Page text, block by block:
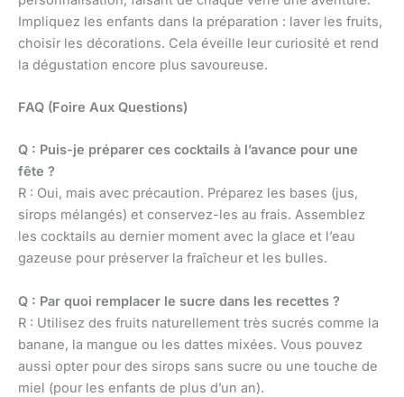
Impliquez les enfants dans la préparation : laver les fruits,
choisir les décorations. Cela éveille leur curiosité et rend
la dégustation encore plus savoureuse.
FAQ (Foire Aux Questions)
Q : Puis-je préparer ces cocktails à l’avance pour une
fête ?
R : Oui, mais avec précaution. Préparez les bases (jus,
sirops mélangés) et conservez-les au frais. Assemblez
les cocktails au dernier moment avec la glace et l’eau
gazeuse pour préserver la fraîcheur et les bulles.
Q : Par quoi remplacer le sucre dans les recettes ?
R : Utilisez des fruits naturellement très sucrés comme la
banane, la mangue ou les dattes mixées. Vous pouvez
aussi opter pour des sirops sans sucre ou une touche de
miel (pour les enfants de plus d’un an).